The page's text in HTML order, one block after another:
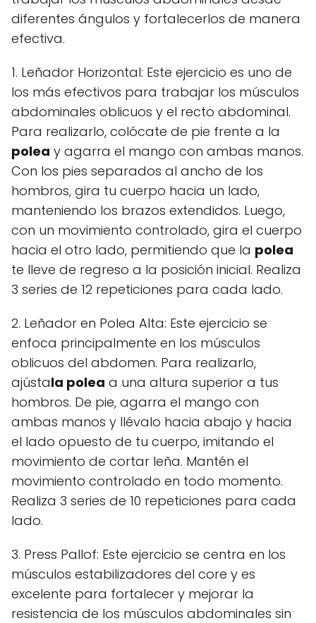
diferentes ángulos y fortalecerlos de manera
efectiva.
1. Leñador Horizontal: Este ejercicio es uno de
los más efectivos para trabajar los músculos
abdominales oblicuos y el recto abdominal.
Para realizarlo, colócate de pie frente a la
polea y agarra el mango con ambas manos.
Con los pies separados al ancho de los
hombros, gira tu cuerpo hacia un lado,
manteniendo los brazos extendidos. Luego,
con un movimiento controlado, gira el cuerpo
hacia el otro lado, permitiendo que la polea
te lleve de regreso a la posición inicial. Realiza
3 series de 12 repeticiones para cada lado.
2. Leñador en Polea Alta: Este ejercicio se
enfoca principalmente en los músculos
oblicuos del abdomen. Para realizarlo,
ajústala polea a una altura superior a tus
hombros. De pie, agarra el mango con
ambas manos y llévalo hacia abajo y hacia
el lado opuesto de tu cuerpo, imitando el
movimiento de cortar leña. Mantén el
movimiento controlado en todo momento.
Realiza 3 series de 10 repeticiones para cada
lado.
3. Press Pallof: Este ejercicio se centra en los
músculos estabilizadores del core y es
excelente para fortalecer y mejorar la
resistencia de los músculos abdominales sin